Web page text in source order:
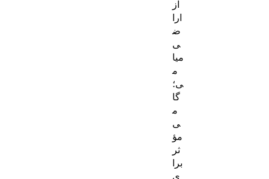
از
ارا
ض
ی
میا
م
ی؛
گا
م
ی
مؤ
ثر
برا
ی